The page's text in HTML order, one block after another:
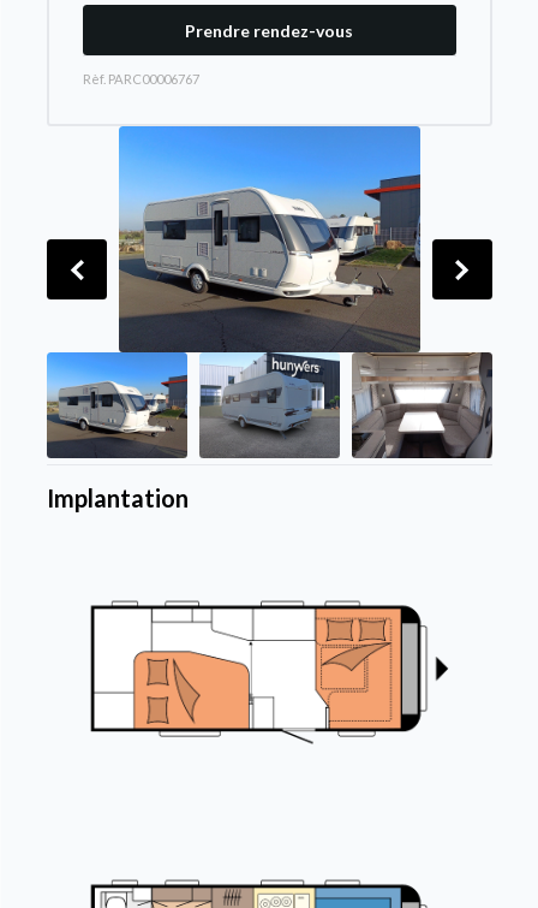
Prendre rendez-vous
Rèf. PARC00006767
Implantation